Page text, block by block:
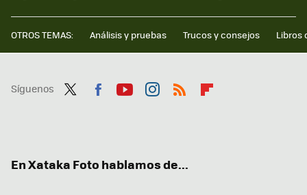
OTROS TEMAS: Análisis y pruebas Trucos y consejos Libros
Síguenos
En Xataka Foto hablamos de...